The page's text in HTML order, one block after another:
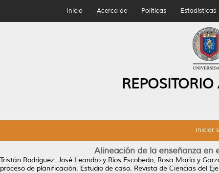
Inicio Acerca de Políticas Estadísticas
Iniciar
Alineación de la enseñanza en
Tristán Rodríguez, José Leandro y Ríos Escobedo, Rosa María y
proceso de planificación. Estudio de caso. Revista de Ciencias del